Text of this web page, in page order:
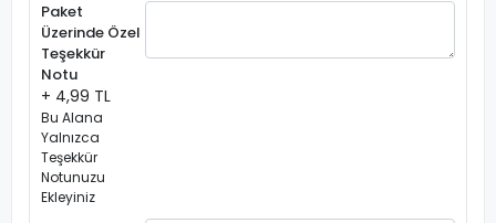
Paket
Üzerinde Özel
Teşekkür
Notu
+ 4,99 TL
Bu Alana
Yalnızca
Teşekkür
Notunuzu
Ekleyiniz